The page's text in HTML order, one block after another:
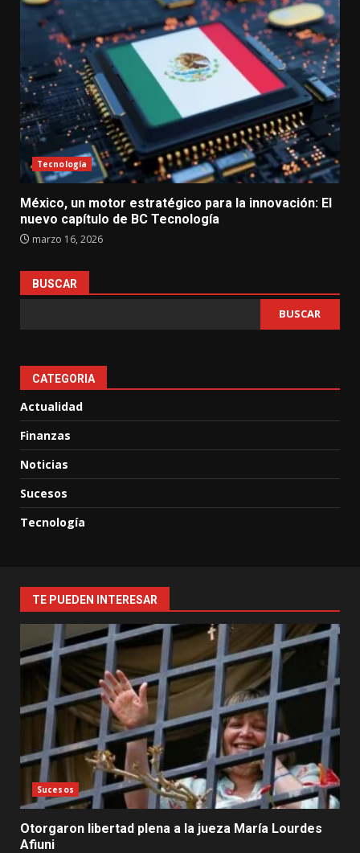
Tecnología
México, un motor estratégico para la innovación: El
nuevo capítulo de BC Tecnología
marzo 16, 2026
BUSCAR
BUSCAR
CATEGORIA
Actualidad
Finanzas
Noticias
Sucesos
Tecnología
TE PUEDEN INTERESAR
Sucesos
Otorgaron libertad plena a la jueza María Lourdes
Afiuni